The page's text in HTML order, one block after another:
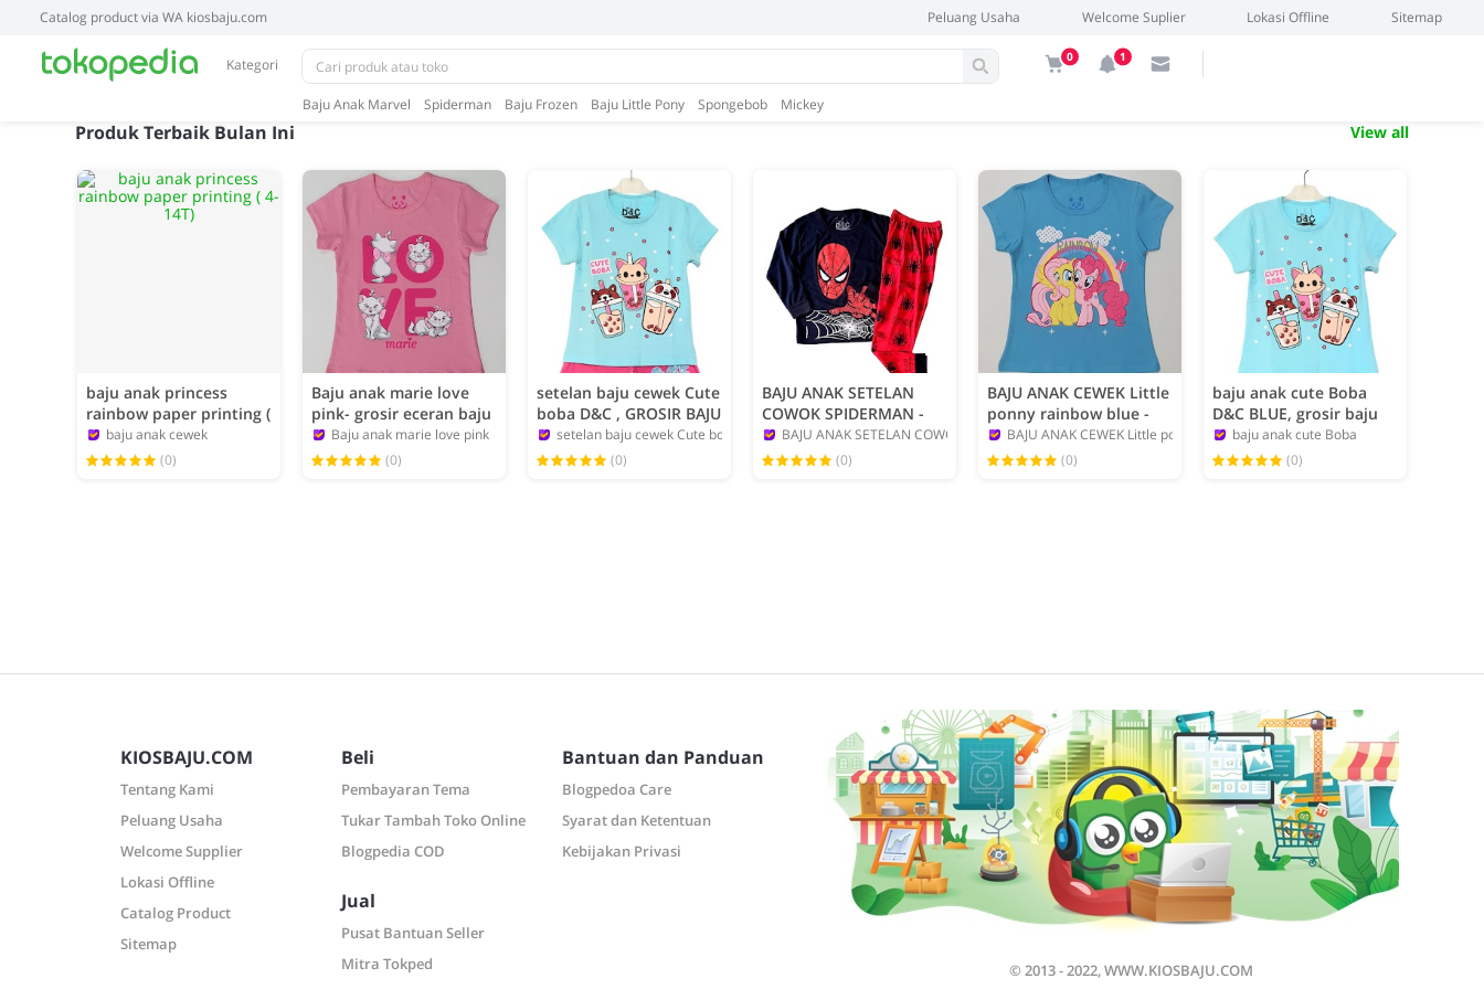
Catalog product via WA kiosbaju.com Peluang Usaha Welcome Suplier Lokasi Offline Sitemap
Kategori 0 1
Baju Anak Marvel Spiderman Baju Frozen Baju Little Pony Spongebob Mickey
Produk Terbaik Bulan Ini View all
baju anak princess
rainbow paper printing (
4-14T)
baju anak cewek
admin
(0)
Baju anak marie love
pink- grosir eceran baju
anak karakter.
Baju anak marie love pink
admin
(0)
setelan baju cewek Cute
boba D&C , GROSIR BAJU
ANAK KARAKTER
setelan baju cewek Cute boba
admin
(0)
BAJU ANAK SETELAN
COWOK SPIDERMAN -
GROSIR ECERAN BAJU
ANAK
BAJU ANAK SETELAN COWOK SPIDERMAN
admin
(0)
BAJU ANAK CEWEK Little
ponny rainbow blue -
grosir baju anak
karakter
BAJU ANAK CEWEK Little ponny rainbow blue
admin
(0)
baju anak cute Boba
D&C BLUE, grosir baju
anak karakter branded.
baju anak cute Boba
admin
(0)
KIOSBAJU.COM
Tentang Kami
Peluang Usaha
Welcome Supplier
Lokasi Offline
Catalog Product
Sitemap
Beli
Pembayaran Tema
Tukar Tambah Toko Online
Blogpedia COD
Jual
Pusat Bantuan Seller
Mitra Tokped
Bantuan dan Panduan
Blogpedoa Care
Syarat dan Ketentuan
Kebijakan Privasi
© 2013 - 2022, WWW.KIOSBAJU.COM